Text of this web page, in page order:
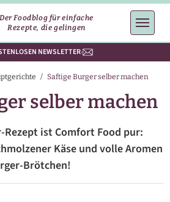
Der Foodblog für einfache
Rezepte, die gelingen
NEWSLETTER
/ Saftige Burger selber machen
selber machen
Rezept ist Comfort Food pur:
Käse und volle Aromen
Brötchen!